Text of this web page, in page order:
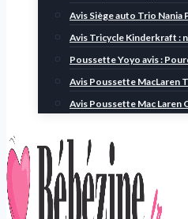
Avis Siège auto Trio Nania
Avis Tricycle Kinderkraft :
Poussette Yoyo avis :
Avis Poussette MacLaren
Avis Poussette Mac Laren